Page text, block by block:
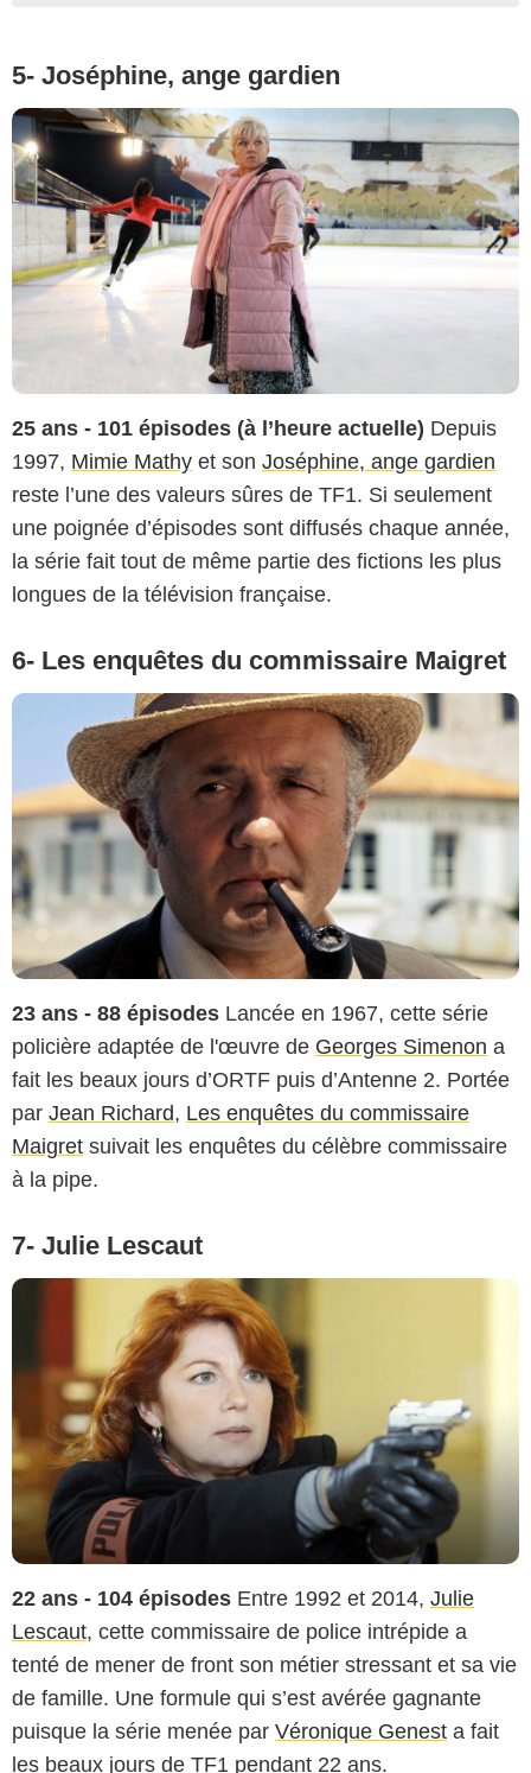
5- Joséphine, ange gardien
25 ans - 101 épisodes (à l’heure actuelle) Depuis
1997, Mimie Mathy et son Joséphine, ange gardien
reste l’une des valeurs sûres de TF1. Si seulement
une poignée d’épisodes sont diffusés chaque année,
la série fait tout de même partie des fictions les plus
longues de la télévision française.
6- Les enquêtes du commissaire Maigret
23 ans - 88 épisodes Lancée en 1967, cette série
policière adaptée de l'œuvre de Georges Simenon a
fait les beaux jours d’ORTF puis d’Antenne 2. Portée
par Jean Richard, Les enquêtes du commissaire
Maigret suivait les enquêtes du célèbre commissaire
à la pipe.
7- Julie Lescaut
22 ans - 104 épisodes Entre 1992 et 2014, Julie
Lescaut, cette commissaire de police intrépide a
tenté de mener de front son métier stressant et sa vie
de famille. Une formule qui s’est avérée gagnante
puisque la série menée par Véronique Genest a fait
les beaux jours de TF1 pendant 22 ans.